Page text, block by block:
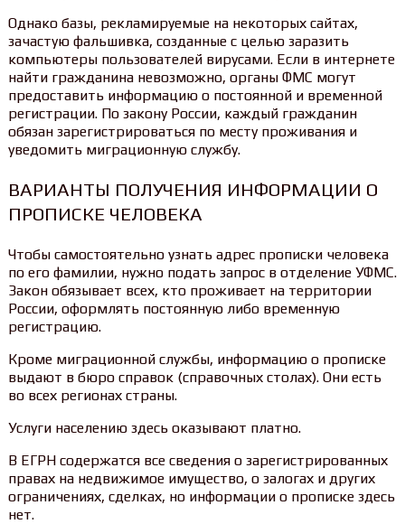
Однако базы, рекламируемые на некоторых сайтах,
зачастую фальшивка, созданные с целью заразить
компьютеры пользователей вирусами. Если в интернете
найти гражданина невозможно, органы ФМС могут
предоставить информацию о постоянной и временной
регистрации. По закону России, каждый гражданин
обязан зарегистрироваться по месту проживания и
уведомить миграционную службу.
ВАРИАНТЫ ПОЛУЧЕНИЯ ИНФОРМАЦИИ О
ПРОПИСКЕ ЧЕЛОВЕКА
Чтобы самостоятельно узнать адрес прописки человека
по его фамилии, нужно подать запрос в отделение УФМС.
Закон обязывает всех, кто проживает на территории
России, оформлять постоянную либо временную
регистрацию.
Кроме миграционной службы, информацию о прописке
выдают в бюро справок (справочных столах). Они есть
во всех регионах страны.
Услуги населению здесь оказывают платно.
В ЕГРН содержатся все сведения о зарегистрированных
правах на недвижимое имущество, о залогах и других
ограничениях, сделках, но информации о прописке здесь
нет.